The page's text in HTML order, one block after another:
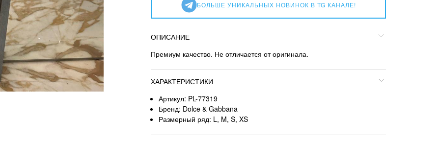
БОЛЬШЕ УНИКАЛЬНЫХ НОВИНОК В TG КАНАЛЕ!
ОПИСАНИЕ
Премиум качество. Не отличается от оригинала.
ХАРАКТЕРИСТИКИ
Артикул: PL-77319
Бренд: Dolce & Gabbana
Размерный ряд: L, M, S, XS